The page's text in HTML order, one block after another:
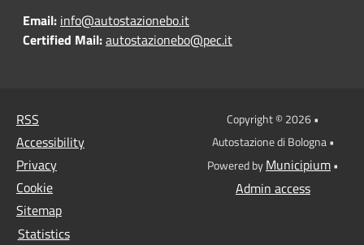
Email: info@autostazionebo.it
Certified Mail:autostazionebo@pec.it
RSS
Accessibility
Privacy
Cookie
Sitemap
Statistics
Copyright © 2026 •
Autostazione di Bologna •
Powered byMunicipium•
Admin access